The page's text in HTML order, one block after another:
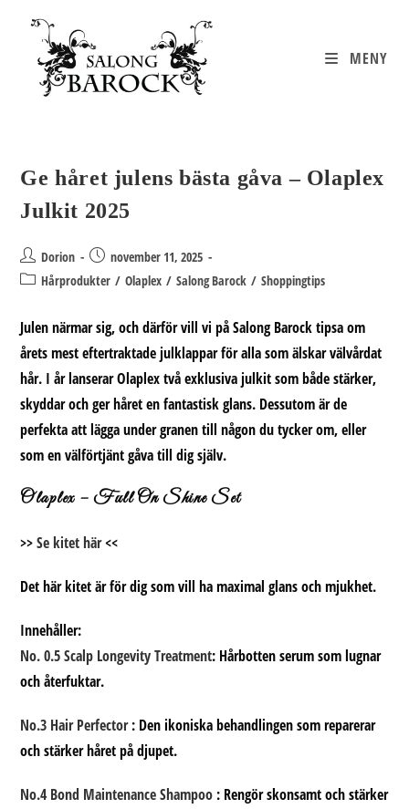
innehållet
MENY
Ge håret julens bästa gåva – Olaplex
Julkit 2025
Inläggsförfattare:
Dorion
Inlägget
publicerat:
november 11, 2025
Inläggskategori:
Hårprodukter / Olaplex / Salong Barock / Shoppingtips
Julen närmar sig, och därför vill vi påSalong Barocktipsa om
årets mest eftertraktade julklappar för alla som älskar välvårdat
hår. I år lanserarOlaplextvå exklusiva julkit som både stärker,
skyddar och ger håret en fantastisk glans. Dessutom är de
perfekta att lägga under granen till någon du tycker om, eller
som en välförtjänt gåva till dig själv.
Olaplex – Full On Shine Set
>>Se kitet här<<
Det här kitet är för dig som vill ha maximal glans och mjukhet.
Innehåller:
No. 0.5 Scalp Longevity Treatment: Hårbotten serum som lugnar
och återfuktar.
No.3 Hair Perfector: Den ikoniska behandlingen som reparerar
och stärker håret på djupet.
No.4 Bond Maintenance Shampoo : Rengör skonsamt och stärker